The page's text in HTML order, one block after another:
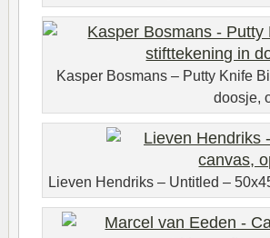
Kasper Bosmans – Putty Knife
doosje,
Lieven Hendriks – Untitled –